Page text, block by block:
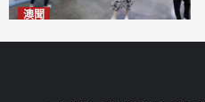
澳聞